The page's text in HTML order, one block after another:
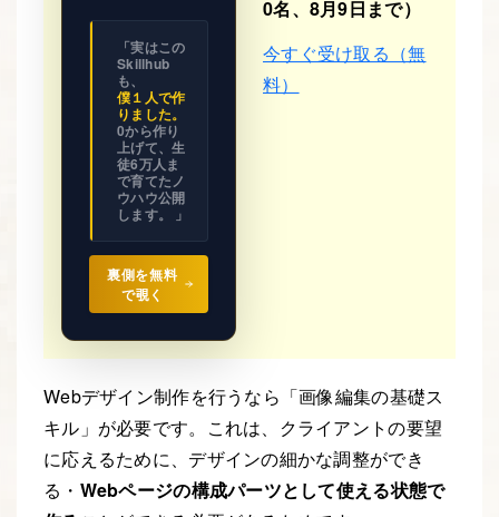
ビジネス
の設計図
全て見せ
「実はこの
Skillhub
も、
僕１人で作
りました。
0から作り
上げて、生
徒6万人ま
で育てたノ
ウハウ公開
します。 」
裏側を無料
で覗く
0名、8月9日まで）
今すぐ受け取る（無
料）
Webデザイン制作を行うなら「画像編集の基礎ス
キル」が必要です。これは、クライアントの要望
に応えるために、デザインの細かな調整ができ
る・ Webページの構成パーツとして使える状態で